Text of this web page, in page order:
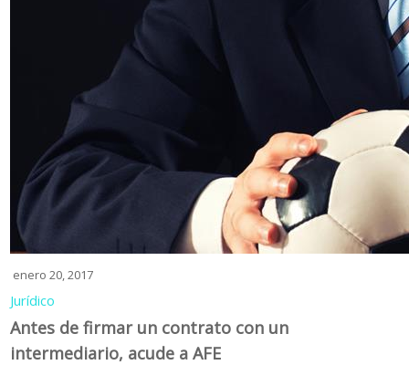
enero 20, 2017
Jurídico
Antes de firmar un contrato con un
intermediario, acude a AFE